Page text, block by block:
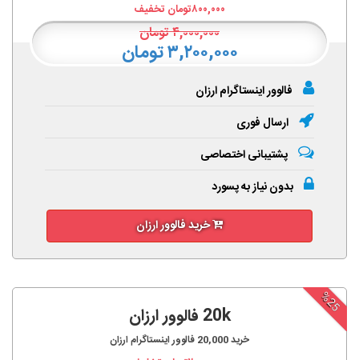
۸۰۰,۰۰۰تومان تخفیف
۴,۰۰۰,۰۰۰تومان
۳,۲۰۰,۰۰۰ تومان
فالوور اینستاگرام ارزان
ارسال فوری
پشتیبانی اختصاصی
بدون نیاز به پسورد
خرید فالوور ارزان
%25
20k فالوور ارزان
خرید20,000 فالوور اینستاگرام ارزان